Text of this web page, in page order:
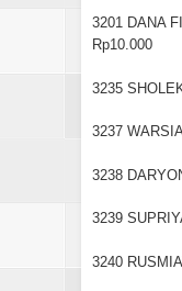
3201 DANA
Rp10.000
3235
3237
3238
3239
3240